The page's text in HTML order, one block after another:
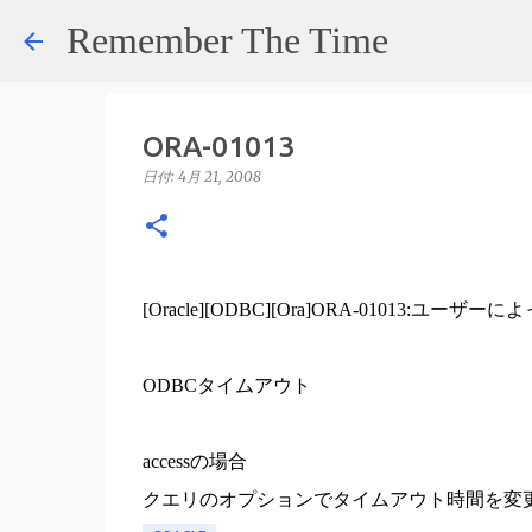
Remember The Time
ORA-01013
日付: 4月 21, 2008
[Oracle][ODBC][Ora]ORA-01013:ユーザーに
ODBCタイムアウト
accessの場合
クエリのオプションでタイムアウト時間を変